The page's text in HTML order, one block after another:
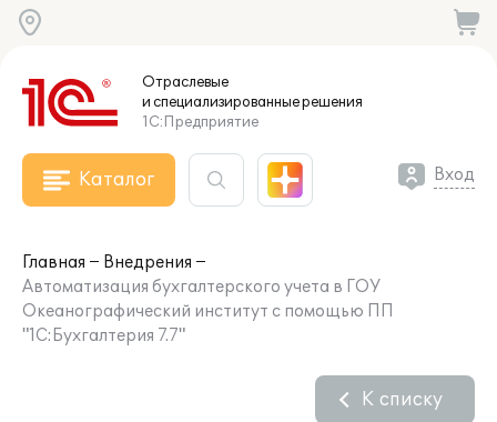
Отраслевые
и специализированныерешения
1С:Предприятие
Каталог Вход
Главная
Внедрения
Автоматизация бухгалтерского учета в ГОУ
Океанографический институт с помощью ПП
"1С:Бухгалтерия 7.7"
К списку